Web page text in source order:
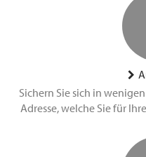
Sichern Sie sich in
Adresse, welche Sie für